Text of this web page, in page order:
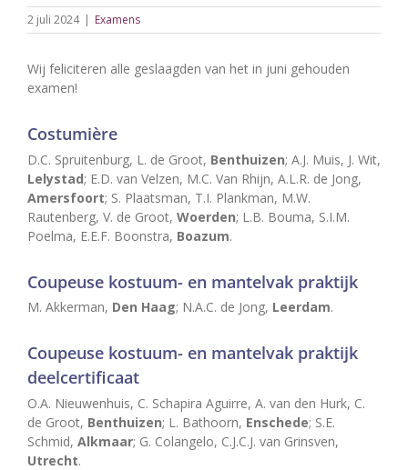
2 juli 2024 | Examens
Wij feliciteren alle geslaagden van het in juni gehouden
examen!
Costumière
D.C. Spruitenburg, L. de Groot, Benthuizen; A.J. Muis, J. Wit,
Lelystad; E.D. van Velzen, M.C. Van Rhijn, A.L.R. de Jong,
Amersfoort; S. Plaatsman, T.I. Plankman, M.W.
Rautenberg, V. de Groot, Woerden; L.B. Bouma, S.I.M.
Poelma, E.E.F. Boonstra, Boazum.
Coupeuse kostuum- en mantelvak praktijk
M. Akkerman, Den Haag; N.A.C. de Jong, Leerdam.
Coupeuse kostuum- en mantelvak praktijk
deelcertificaat
O.A. Nieuwenhuis, C. Schapira Aguirre, A. van den Hurk, C.
de Groot, Benthuizen; L. Bathoorn, Enschede; S.E.
Schmid, Alkmaar; G. Colangelo, C.J.C.J. van Grinsven,
Utrecht.